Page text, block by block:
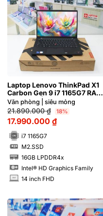
Laptop Lenovo ThinkPad X1
Carbon Gen 9 i7 1165G7 RAM
16GB FHD | Hàng xách tay
99%
Văn phòng | siêu mỏng
21.890.000₫ 18%
17.990.000 ₫
i7 1165G7
SSD M2.SSD
16GB LPDDR4x
Intel® HD Graphics Family
INCH 14 inch FHD